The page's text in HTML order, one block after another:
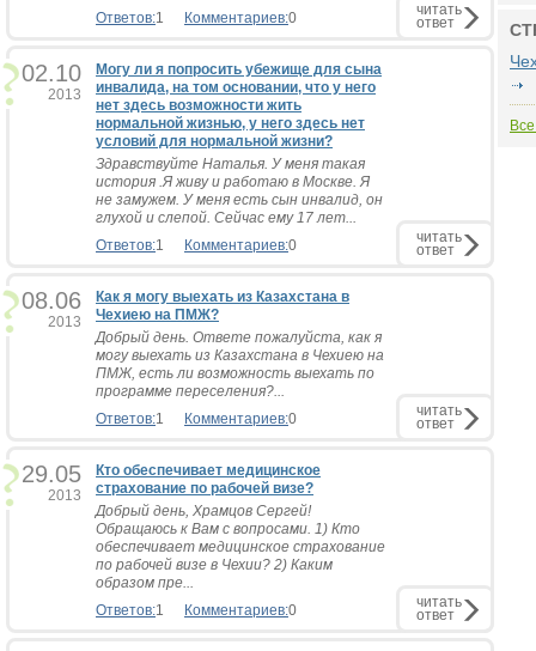
Ответов:1 Комментариев:0 читать
ответ
02.10
2013
Могу ли я попросить убежище для сына
инвалида, на том основании, что у него
нет здесь возможности жить
нормальной жизнью, у него здесь нет
условий для нормальной жизни?
Здравствуйте Наталья. У меня такая
история .Я живу и работаю в Москве. Я
не замужем. У меня есть сын инвалид, он
глухой и слепой. Сейчас ему 17 лет...
Ответов:1 Комментариев:0 читать
ответ
08.06
2013
Как я могу выехать из Казахстана в
Чехиею на ПМЖ?
Добрый день. Ответе пожалуйста, как я
могу выехать из Казахстана в Чехиею на
ПМЖ, есть ли возможность выехать по
программе переселения?...
Ответов:1 Комментариев:0 читать
ответ
29.05
2013
Кто обеспечивает медицинское
страхование по рабочей визе?
Добрый день, Храмцов Сергей!
Обращаюсь к Вам с вопросами. 1) Кто
обеспечивает медицинское страхование
по рабочей визе в Чехии? 2) Каким
образом пре...
Ответов:1 Комментариев:0 читать
ответ